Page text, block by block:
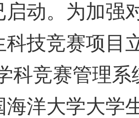
启动。为加强
科技竞赛项目
科竞赛管理系
海洋大学大